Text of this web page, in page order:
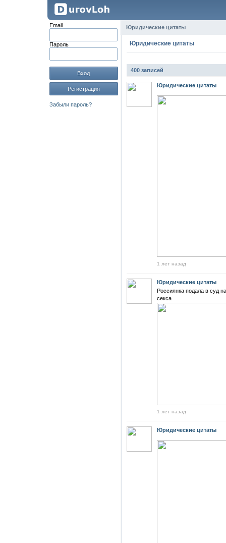
Email
Пароль
Вход
Регистрация
Забыли пароль?
Юридические цитаты
Юридические цитаты
400 записей
Юридические цитаты
1 лет назад
Юридические цитаты
Россиянка подала в суд
секса
1 лет назад
Юридические цитаты